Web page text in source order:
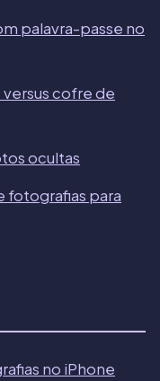
palavra-passe no
cofre de
ocultas
fotografias para
no iPhone